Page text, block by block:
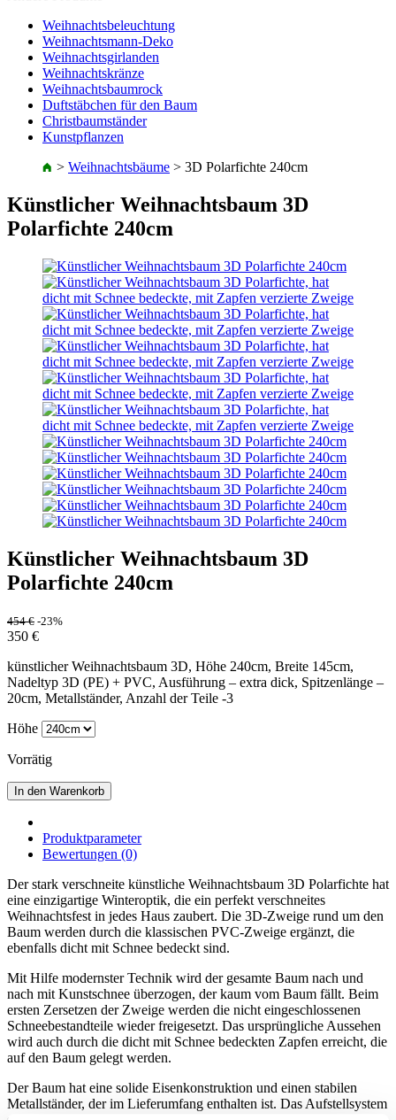
Weihnachtsbeleuchtung
Weihnachtsmann-Deko
Weihnachtsgirlanden
Weihnachtskränze
Weihnachtsbaumrock
Duftstäbchen für den Baum
Christbaumständer
Kunstpflanzen
> Weihnachtsbäume > 3D Polarfichte 240cm
Künstlicher Weihnachtsbaum 3D
Polarfichte 240cm
Künstlicher Weihnachtsbaum 3D
Polarfichte 240cm
454€ -23%
350 €
künstlicher Weihnachtsbaum 3D, Höhe 240cm, Breite 145cm,
Nadeltyp 3D (PE) + PVC, Ausführung – extra dick, Spitzenlänge –
20cm, Metallständer, Anzahl der Teile -3
Höhe
Vorrätig
In den Warenkorb
Produktparameter
Bewertungen (0)
Der stark verschneite künstliche Weihnachtsbaum 3D Polarfichte hat
eine einzigartige Winteroptik, die ein perfekt verschneites
Weihnachtsfest in jedes Haus zaubert. Die 3D-Zweige rund um den
Baum werden durch die klassischen PVC-Zweige ergänzt, die
ebenfalls dicht mit Schnee bedeckt sind.
Mit Hilfe modernster Technik wird der gesamte Baum nach und
nach mit Kunstschnee überzogen, der kaum vom Baum fällt. Beim
ersten Zersetzen der Zweige werden die nicht eingeschlossenen
Schneebestandteile wieder freigesetzt. Das ursprüngliche Aussehen
wird auch durch die dicht mit Schnee bedeckten Zapfen erreicht, die
auf den Baum gelegt werden.
Der Baum hat eine solide Eisenkonstruktion und einen stabilen
Metallständer, der im Lieferumfang enthalten ist. Das Aufstellsystem